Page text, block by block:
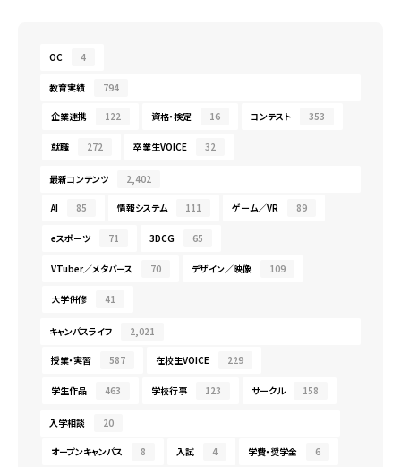
OC 4
教育実績 794
企業連携 122 資格・検定 16 コンテスト 353
就職 272 卒業生VOICE 32
最新コンテンツ 2,402
AI 85 情報システム 111 ゲーム／VR 89
eスポーツ 71 3DCG 65
VTuber／メタバース 70 デザイン／映像 109
大学併修 41
キャンパスライフ 2,021
授業・実習 587 在校生VOICE 229
学生作品 463 学校行事 123 サークル 158
入学相談 20
オープンキャンパス 8 入試 4 学費・奨学金 6